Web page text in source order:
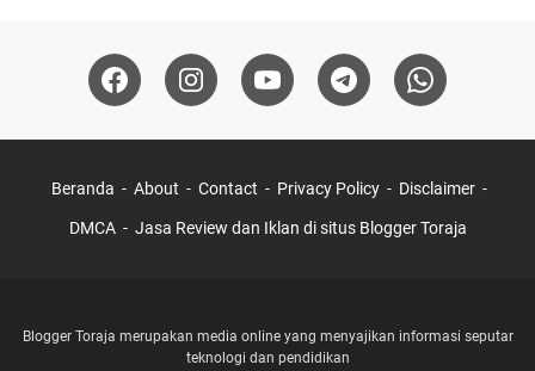
Beranda About Contact Privacy Policy Disclaimer
DMCA Jasa Review dan Iklan di situs Blogger Toraja
Blogger Toraja merupakan media online yang menyajikan informasi seputar
teknologi dan pendidikan